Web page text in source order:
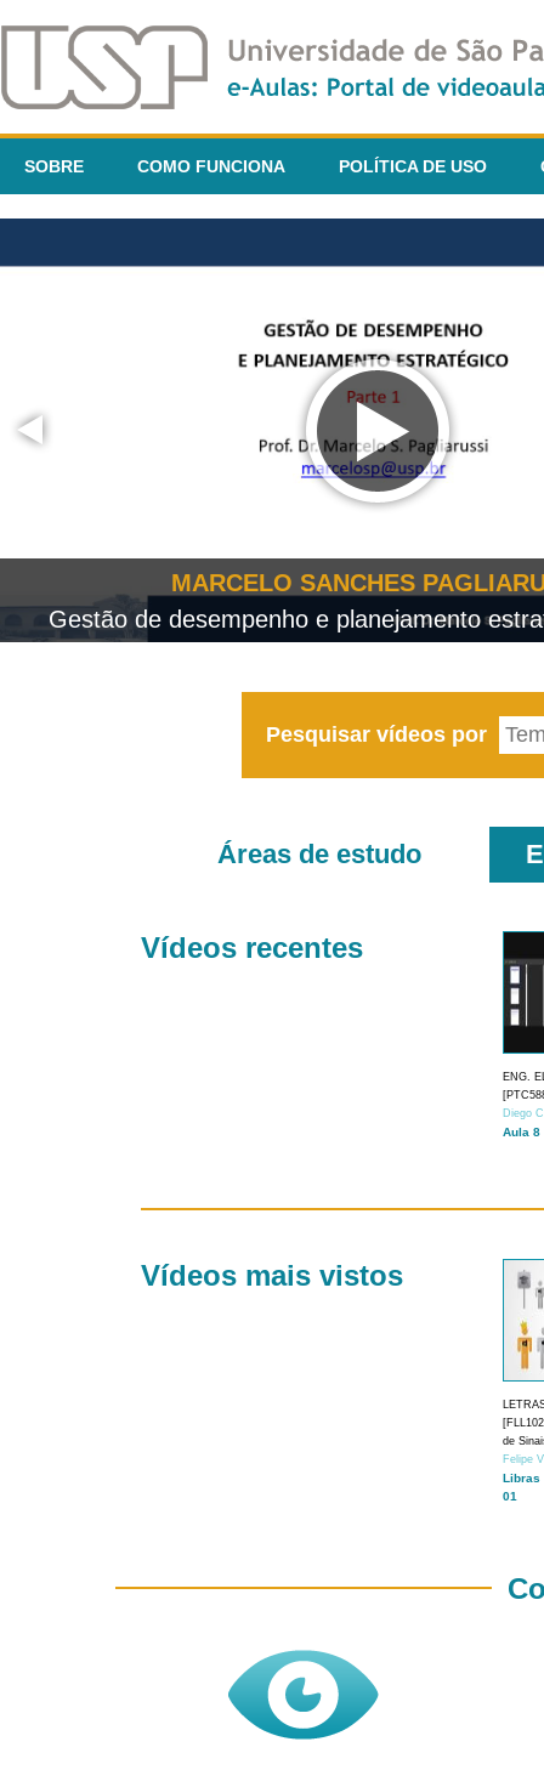
SOBRE COMO FUNCIONA POLÍTICA DE USO
MARCELO SANCHES
Gestão de desempenho e planejamento
Pesquisar vídeos por
Áreas de estudo
Vídeos recentes
ENG.
Diego
Aula 8
Vídeos mais vistos
de
Felipe
Libras
01